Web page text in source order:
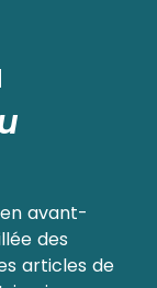
avant-
des
articles de